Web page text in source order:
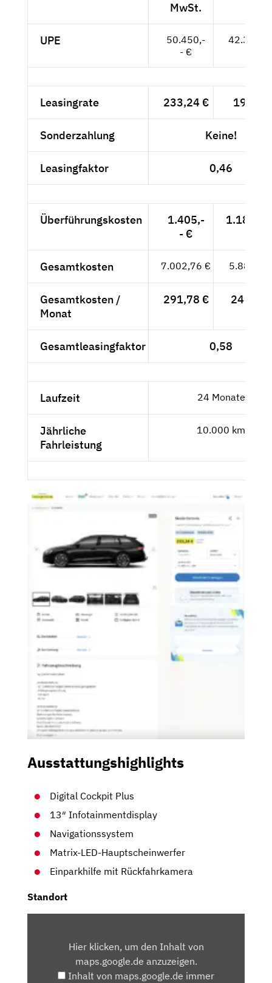
MwSt.
UPE
50.450,-
- €
Leasingrate 233,24 € 196,--
Sonderzahlung Keine!
Leasingfaktor 0,46
Überführungskosten
1.405,-
- €
Gesamtkosten 7.002,76 € 5.884,67
Gesamtkosten /
Monat
291,78 € 245,19
Gesamtleasingfaktor 0,58
Laufzeit 24 Monate
Jährliche
Fahrleistung
10.000 km
Ausstattungshighlights
Digital Cockpit Plus
13″ Infotainmentdisplay
Navigationssystem
Matrix-LED-Hauptscheinwerfer
Einparkhilfe mit Rückfahrkamera
Standort
MAPS.GOOGLE.DEHier klicken, um den Inhalt von
maps.google.de anzuzeigen.
Inhalt von maps.google.de immer